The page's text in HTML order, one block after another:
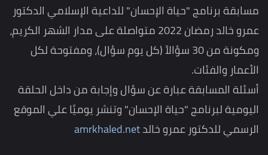
مسابقة برنامج "حياة الإحسان" للداعية الإسلامي الدكتور
عمرو خالد رمضان 2022 متواصلة على مدار الشهر الكريم،
ومكونة من 30 سؤالاً (كل يوم سؤال)، ومفتوحة لكل
الأعمار والفئات.
أسئلة المسابقة عبارة عن سؤال وإجابة من داخل الحلقة
اليومية لبرنامج "حياة الإحسان" وتنشر يوميًا علي الموقع
الرسمي للدكتور عمرو خالدamrkhaled.net